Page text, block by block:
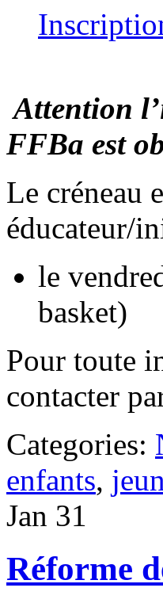
Attention
FFBa est
Le créneau
éducateur/
le
basket)
Pour toute
contacter
Categories:
enfants,
Jan 31
Réforme